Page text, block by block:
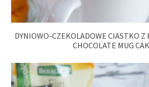
DYNIOWO-CZEKOLADOWE CIASTKO
CHOCOLATE MUG